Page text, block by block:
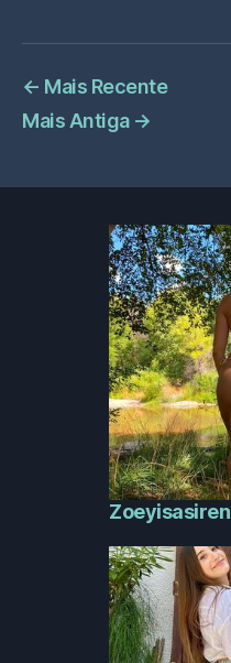
← Mais Recente
Mais Antiga →
Zoeyisasiren